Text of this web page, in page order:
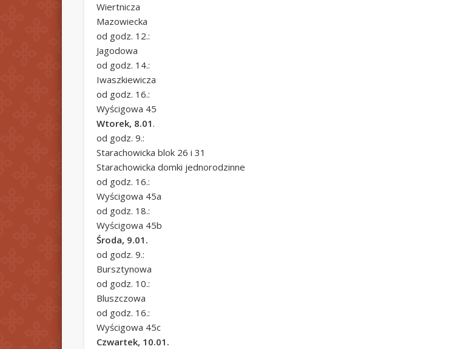
Wiertnicza
Mazowiecka
od godz. 12.:
Jagodowa
od godz. 14.:
Iwaszkiewicza
od godz. 16.:
Wyścigowa 45
Wtorek, 8.01.
od godz. 9.:
Starachowicka blok 26 i 31
Starachowicka domki jednorodzinne
od godz. 16.:
Wyścigowa 45a
od godz. 18.:
Wyścigowa 45b
Środa, 9.01.
od godz. 9.:
Bursztynowa
od godz. 10.:
Bluszczowa
od godz. 16.:
Wyścigowa 45c
Czwartek, 10.01.